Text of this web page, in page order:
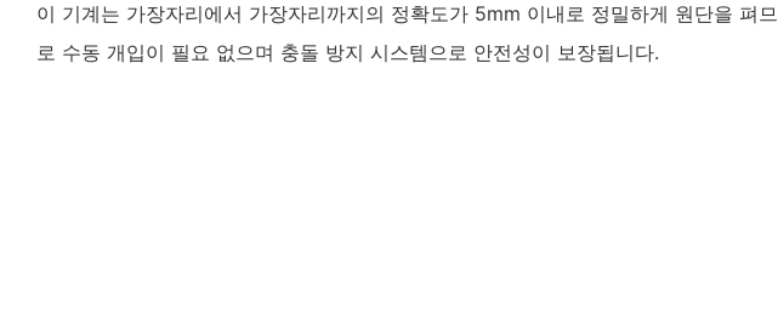
이 기계는 가장자리에서 가장자리까지의 정확도가 5mm 이내로 정밀하게 원단을 펴므
로 수동 개입이 필요 없으며 충돌 방지 시스템으로 안전성이 보장됩니다.